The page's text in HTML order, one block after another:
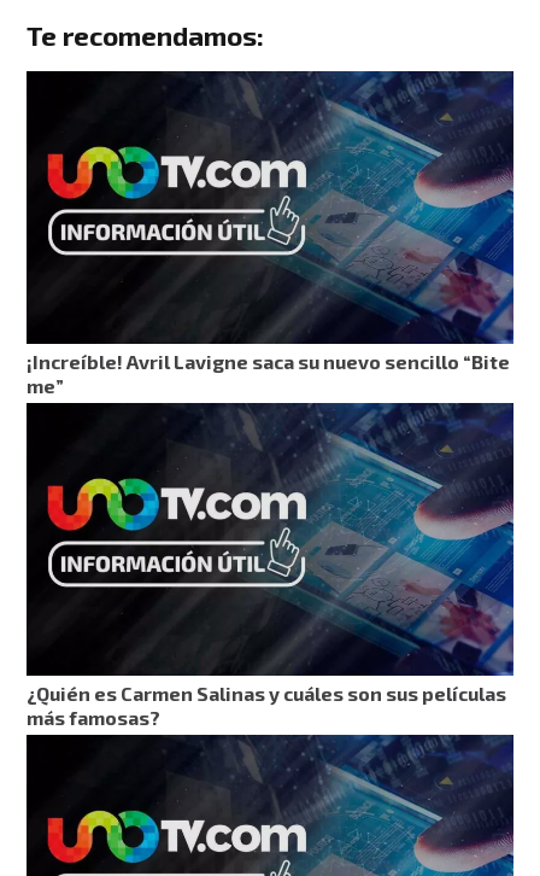
Te recomendamos:
¡Increíble! Avril Lavigne saca su nuevo sencillo “Bite
me”
¿Quién es Carmen Salinas y cuáles son sus películas
más famosas?